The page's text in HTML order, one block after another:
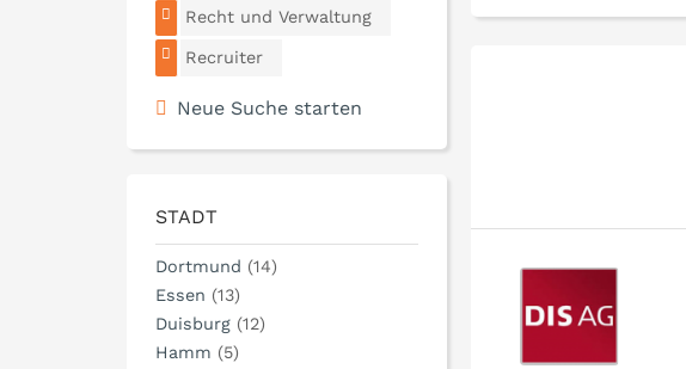
Recht und Verwaltung
Recruiter
Neue Suche starten
STADT
Dortmund (14)
Essen (13)
Duisburg (12)
Hamm (5)